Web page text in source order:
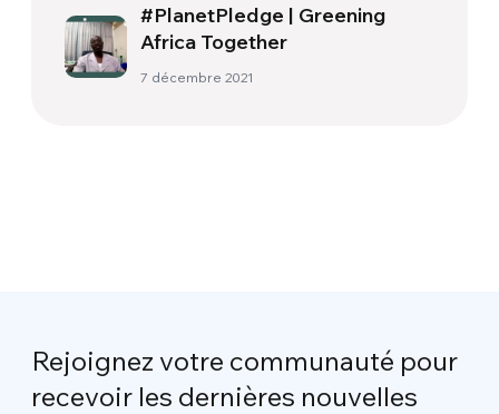
#PlanetPledge | Greening
Africa Together
7 décembre 2021
Rejoignez votre communauté pour
recevoir les dernières nouvelles